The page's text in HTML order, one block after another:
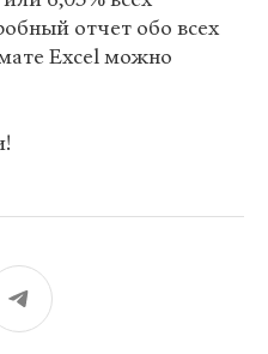
отчет обо всех
Excel можно